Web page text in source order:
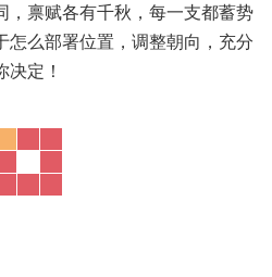
，禀赋各有千秋，每一支都蓄势
怎么部署位置，调整朝向，充分
定！